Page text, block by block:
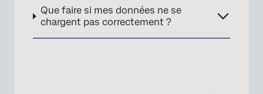
Que faire si mes données ne se
chargent pas correctement ?